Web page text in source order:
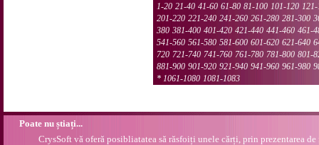
1-20 21-40 41-60 61-80 81-100 101-120
201-220 221-240 241-260 261-280 281-300
380 381-400 401-420 421-440 441-460 461-
541-560 561-580 581-600 601-620 621-640
720 721-740 741-760 761-780 781-800 801-
881-900 901-920 921-940 941-960 961-980
* 1061-1080 1081-1083
Poate nu știați...
CrysSoft vă oferă posibliatatea să răsfoiți unele cărți, prin prezentarea de